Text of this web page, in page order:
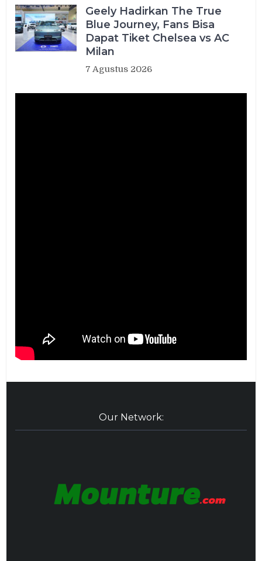
Geely Hadirkan The True
Blue Journey, Fans Bisa
Dapat Tiket Chelsea vs AC
Milan
7 Agustus 2026
Our Network: